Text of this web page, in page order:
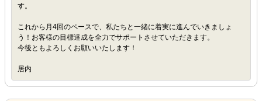
す。
これから月4回のペースで、私たちと一緒に着実に進んでいきましょ
う！お客様の目標達成を全力でサポートさせていただきます。
今後ともよろしくお願いいたします！
居内